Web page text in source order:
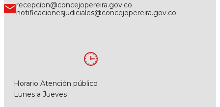
recepcion@concejopereira.gov.co
notificacionesjudiciales@concejopereira.gov.co
Horario Atención público
Lunes a Jueves